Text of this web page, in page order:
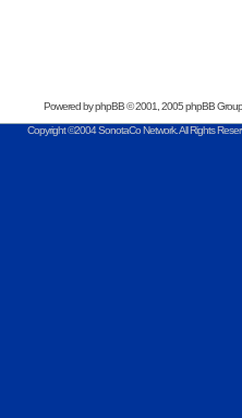
Powered byphpBB© 2001, 2005 phpBB Group
Copyright ©2004 SonotaCo Network. All Rights